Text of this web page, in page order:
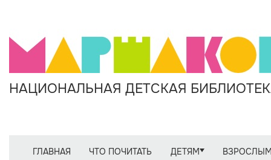
НАЦИОНАЛЬНАЯ ДЕТСКАЯ
ГЛАВНАЯ ЧТО ПОЧИТАТЬ ДЕТЯМ